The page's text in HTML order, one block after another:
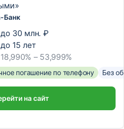
Банк
до 30 млн. ₽
до 15 лет
18,990% – 53,999%
погашение по телефону Без
на сайт